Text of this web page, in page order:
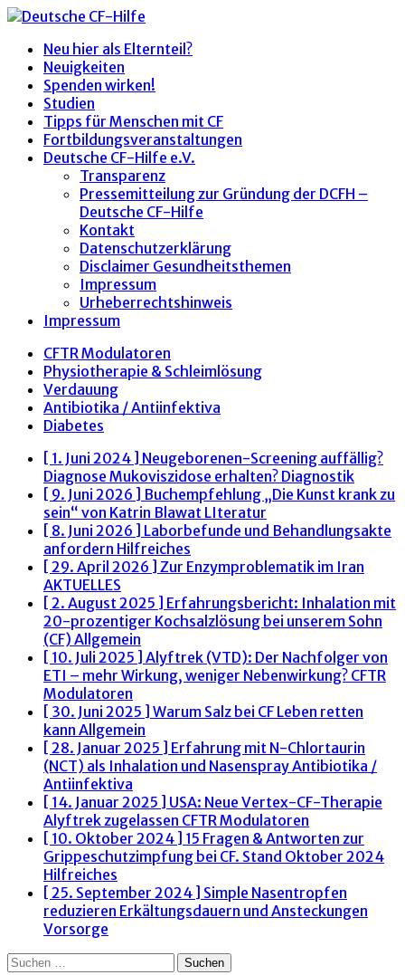
Neu hier als Elternteil?
Neuigkeiten
Spenden wirken!
Studien
Tipps für Menschen mit CF
Fortbildungsveranstaltungen
Deutsche CF-Hilfe e.V.
Transparenz
Pressemitteilung zur Gründung der DCFH –
Deutsche CF-Hilfe
Kontakt
Datenschutzerklärung
Disclaimer Gesundheitsthemen
Impressum
Urheberrechtshinweis
Impressum
CFTR Modulatoren
Physiotherapie & Schleimlösung
Verdauung
Antibiotika / Antiinfektiva
Diabetes
[ 1. Juni 2024 ] Neugeborenen-Screening auffällig?
Diagnose Mukoviszidose erhalten? Diagnostik
[ 9. Juni 2026 ] Buchempfehlung „Die Kunst krank zu
sein“ von Katrin Blawat LIteratur
[ 8. Juni 2026 ] Laborbefunde und Behandlungsakte
anfordern Hilfreiches
[ 29. April 2026 ] Zur Enzymproblematik im Iran
AKTUELLES
[ 2. August 2025 ] Erfahrungsbericht: Inhalation mit
20-prozentiger Kochsalzlösung bei unserem Sohn
(CF) Allgemein
[ 10. Juli 2025 ] Alyftrek (VTD): Der Nachfolger von
ETI – mehr Wirkung, weniger Nebenwirkung? CFTR
Modulatoren
[ 30. Juni 2025 ] Warum Salz bei CF Leben retten
kann Allgemein
[ 28. Januar 2025 ] Erfahrung mit N-Chlortaurin
(NCT) als Inhalation und NasensprayAntibiotika /
Antiinfektiva
[ 14. Januar 2025 ] USA: Neue Vertex-CF-Therapie
Alyftrek zugelassen CFTR Modulatoren
[ 10. Oktober 2024 ] 15 Fragen & Antworten zur
Grippeschutzimpfung bei CF. Stand Oktober 2024
Hilfreiches
[ 25. September 2024 ] Simple Nasentropfen
reduzieren Erkältungsdauern und Ansteckungen
Vorsorge
Suchen